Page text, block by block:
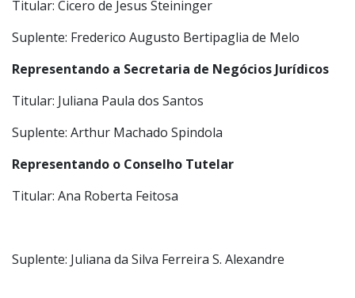
Suplente: Talitha Mugnai Fernandes de Campos
Representando a Secretaria de Esportes
Titular: Cicero de Jesus Steininger
Suplente: Frederico Augusto Bertipaglia de Melo
Representando a Secretaria de Negócios Jurídicos
Titular: Juliana Paula dos Santos
Suplente: Arthur Machado Spindola
Titular: Ana Roberta Feitosa